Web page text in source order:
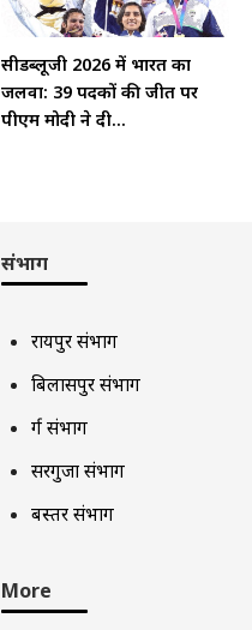
सीडब्लूजी 2026 में भारत का
जलवा: 39 पदकों की जीत पर
पीएम मोदी ने दी...
संभाग
रायपुर संभाग
बिलासपुर संभाग
दुर्ग संभाग
सरगुजा संभाग
बस्तर संभाग
More